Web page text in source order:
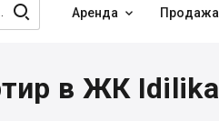
 Аренда  Продажа
в ЖК Idilika